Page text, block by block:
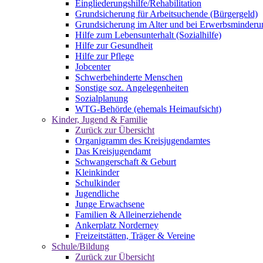
Eingliederungshilfe/Rehabilitation
Grundsicherung für Arbeitsuchende (Bürgergeld)
Grundsicherung im Alter und bei
Hilfe zum Lebensunterhalt (Sozialhilfe)
Hilfe zur Gesundheit
Hilfe zur Pflege
Jobcenter
Schwerbehinderte Menschen
Sonstige soz. Angelegenheiten
Sozialplanung
WTG-Behörde (ehemals Heimaufsicht)
Kinder, Jugend & Familie
Zurück zur Übersicht
Organigramm des Kreisjugendamtes
Das Kreisjugendamt
Schwangerschaft & Geburt
Kleinkinder
Schulkinder
Jugendliche
Junge Erwachsene
Familien & Alleinerziehende
Ankerplatz Norderney
Freizeitstätten, Träger & Vereine
Schule/Bildung
Zurück zur Übersicht